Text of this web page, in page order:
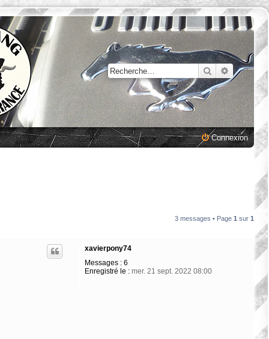
Rechercher
Connexion
3 messages • Page 1 sur 1
xavierpony74
Messages : 6
Enregistré le :mer. 21 sept. 2022 08:00